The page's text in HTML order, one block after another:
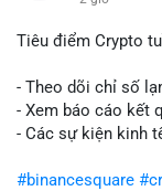
Tiêu điểm Crypto
- Theo dõi chỉ số
- Xem báo cáo kết
- Các sự kiện kinh
#binancesquare